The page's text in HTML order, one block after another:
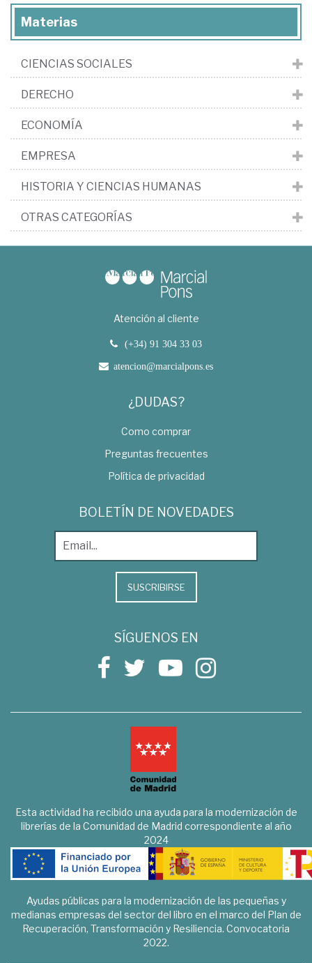
Materias
CIENCIAS SOCIALES
DERECHO
ECONOMÍA
EMPRESA
HISTORIA Y CIENCIAS HUMANAS
OTRAS CATEGORÍAS
Atención al cliente
(+34) 91 304 33 03
atencion@marcialpons.es
¿DUDAS?
Como comprar
Preguntas frecuentes
Política de privacidad
BOLETÍN DE NOVEDADES
SUSCRIBIRSE
SÍGUENOS EN
Esta actividad ha recibido una ayuda para la modernización de
librerías de la Comunidad de Madrid correspondiente al año
2024
Ayudas públicas para la modernización de las pequeñas y
medianas empresas del sector del libro en el marco del Plan de
Recuperación, Transformación y Resiliencia. Convocatoria
2022.